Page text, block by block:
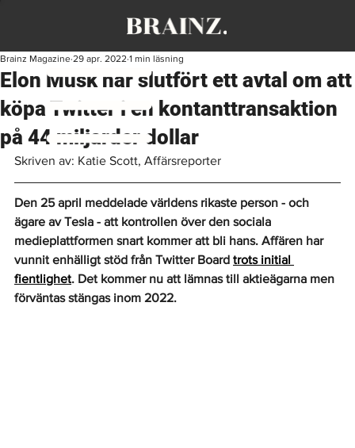
Elon Musk har slutfört ett avtal om att
köpa Twitter i en kontanttransaktion
på 44 miljarder dollar
Brainz Magazine 29 apr. 2022 1 min läsning
Skriven av: Katie Scott, Affärsreporter
Den 25 april meddelade världens rikaste person - och
ägare av Tesla - att kontrollen över den sociala
medieplattformen snart kommer att bli hans. Affären har
vunnit enhälligt stöd från Twitter Board trots initial
fientlighet. Det kommer nu att lämnas till aktieägarna men
förväntas stängas inom 2022.